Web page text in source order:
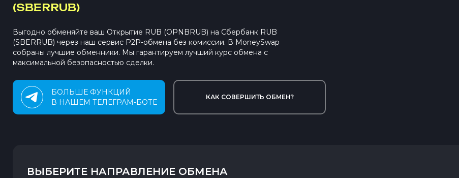
(SBERRUB)
Выгодно обменяйте ваш Открытие RUB (OPNBRUB) на Сбербанк RUB
(SBERRUB) через наш сервис P2P-обмена без комиссии. В MoneySwap
собраны лучшие обменники. Мы гарантируем лучший курс обмена с
максимальной безопасностью сделки.
БОЛЬШЕ ФУНКЦИЙ
В НАШЕМ ТЕЛЕГРАМ-БОТЕ
КАК СОВЕРШИТЬ ОБМЕН?
ВЫБЕРИТЕ НАПРАВЛЕНИЕ ОБМЕНА